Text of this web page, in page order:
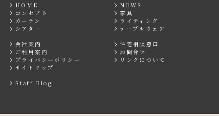
HOME
NEWS
コンセプト
家具
カーテン
ライティング
シアター
テーブルウェア
会社案内
住宅相談窓口
ご利用案内
お問合せ
プライバシーポリシー
リンクについて
サイトマップ
Staff Blog